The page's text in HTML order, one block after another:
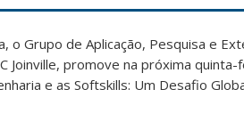
o Grupo de Aplicação, Pesquisa e
Joinville, promove na próxima
e as Softskills: Um Desafio